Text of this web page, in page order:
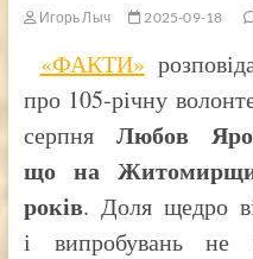
Игорь Лыч 2025-09-18
«ФАКТИ»
про 105-річну
серпня Любов
що на
років. Доля щедро
і випробувань не